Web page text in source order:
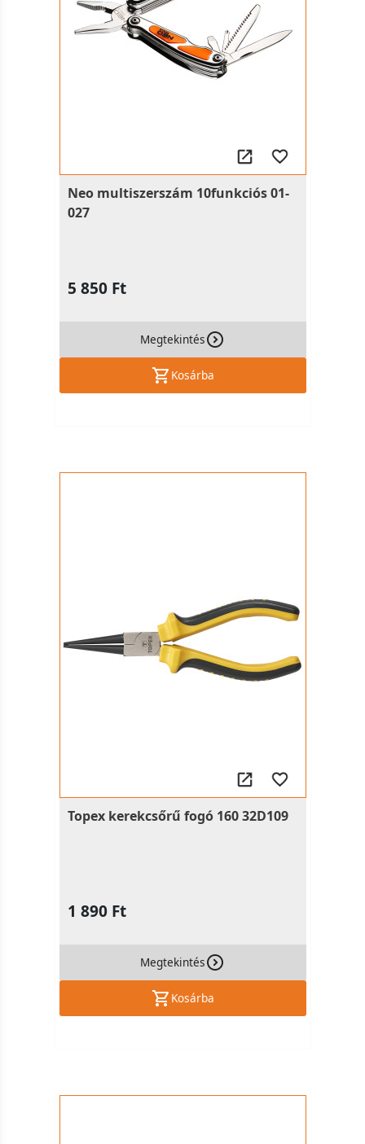
Neo multiszerszám 10funkciós 01-
027
5 850 Ft
Megtekintés
Kosárba
Topex kerekcsőrű fogó 160 32D109
1 890 Ft
Megtekintés
Kosárba